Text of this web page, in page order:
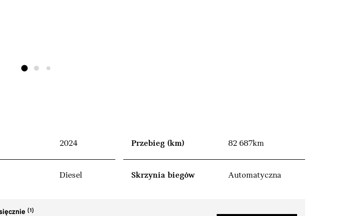
2024
Diesel
Przebieg (km) 82 687km
Skrzynia biegów Automatyczna